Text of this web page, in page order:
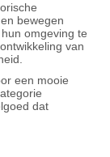
bewegen
omgeving te
van
een mooie
dat